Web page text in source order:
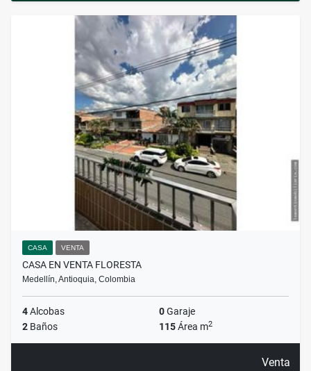
CASA VENTA
CASA EN VENTA FLORESTA
Medellín, Antioquia, Colombia
4Alcobas 0Garaje
2 Baños 115Área m2
Venta